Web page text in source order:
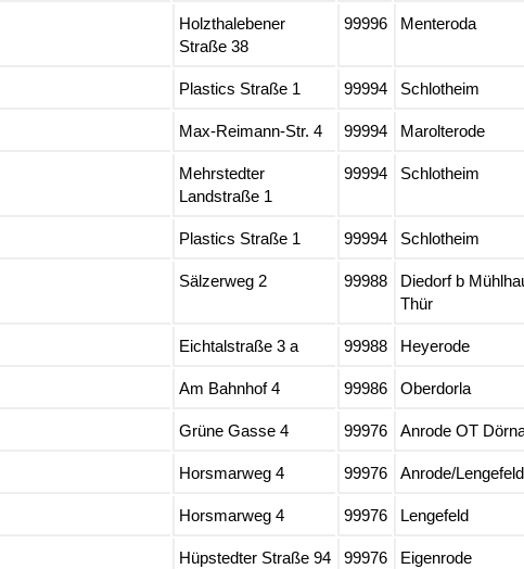
Holzthalebener
Straße 38
99996 Menteroda
Plastics Straße 1 99994 Schlotheim
Max-Reimann-Str. 4 99994 Marolterode
Mehrstedter
Landstraße 1
99994 Schlotheim
Plastics Straße 1 99994 Schlotheim
Sälzerweg 2 99988
Diedorf b
Thür
Eichtalstraße 3 a 99988 Heyerode
Am Bahnhof 4 99986 Oberdorla
Grüne Gasse 4 99976 Anrode OT
Horsmarweg 4 99976 Anrode/Lengefeld
Horsmarweg 4 99976 Lengefeld
Hüpstedter Straße 94 99976 Eigenrode